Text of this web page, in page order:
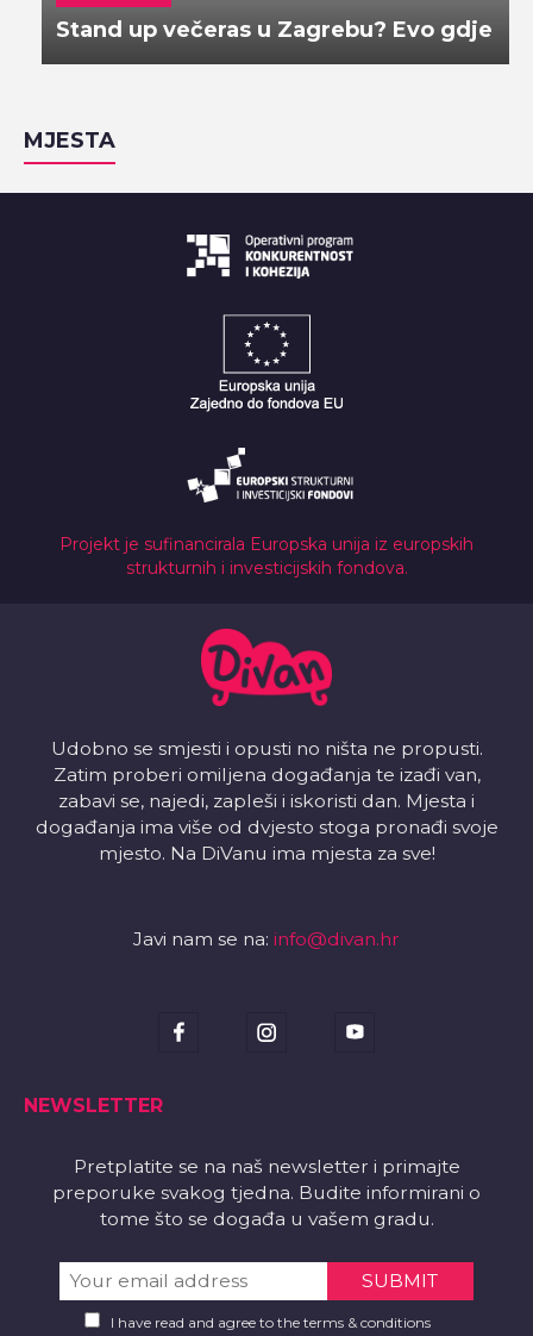
Stand up večeras u Zagrebu? Evo gdje
MJESTA
Projekt je sufinancirala Europska unija iz europskih
strukturnih i investicijskih fondova.
Udobno se smjesti i opusti no ništa ne propusti.
Zatim proberi omiljena događanja te izađi van,
zabavi se, najedi, zapleši i iskoristi dan. Mjesta i
događanja ima više od dvjesto stoga pronađi svoje
mjesto. Na DiVanu ima mjesta za sve!
Javi nam se na: info@divan.hr
NEWSLETTER
Pretplatite se na naš newsletter i primajte
preporuke svakog tjedna. Budite informirani o
tome što se događa u vašem gradu.
I have read and agree to the terms & conditions